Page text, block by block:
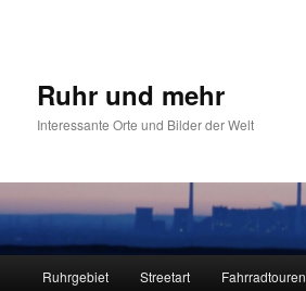
Ruhr und mehr
Interessante Orte und Bilder der Welt
Ruhrgebiet Streetart Fahrradtouren